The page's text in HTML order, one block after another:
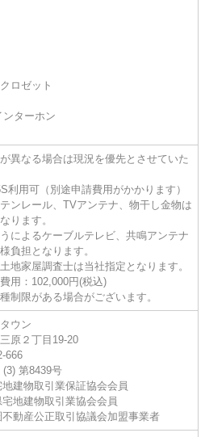
ロゼット
ターホン
異なる場合は現況を優先とさせていた
利用可（別途申請費用がかかります）
ンレール、TVアンテナ、物干し金物は
ります。
によるケーブルテレビ、共鳴アンテナ
負担となります。
地家屋調査士は当社指定となります。
用：102,000円(税込)
制限がある場合がございます。
ウン
原２丁目19-20
666
(3) 第8439号
建物取引業保証協会会員
地建物取引業協会会員
動産公正取引協議会加盟事業者